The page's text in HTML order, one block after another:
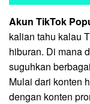
Akun TikTok
kalian tahu kalau
hiburan. Di mana
suguhkan
Mulai dari konten
dengan konten